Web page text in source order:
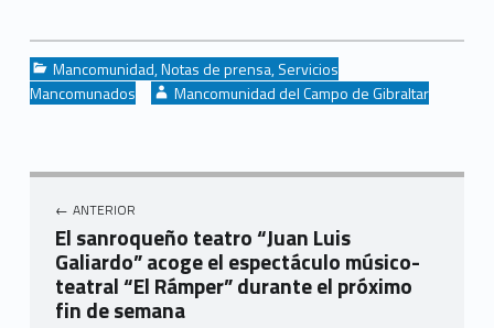
Categorized in:
Mancomunidad,Notas de prensa,Servicios
Mancomunados
Written by:
Mancomunidad del Campo de Gibraltar
ANTERIOR
El sanroqueño teatro “Juan Luis
Galiardo” acoge el espectáculo músico-
teatral “El Rámper” durante el próximo
fin de semana